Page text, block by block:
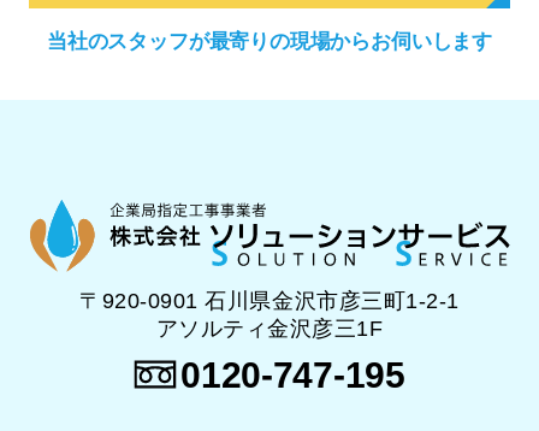
当社のスタッフが最寄りの現場からお伺いします
〒920-0901 石川県金沢市彦三町1-2-1
アソルティ金沢彦三1F
0120-747-195